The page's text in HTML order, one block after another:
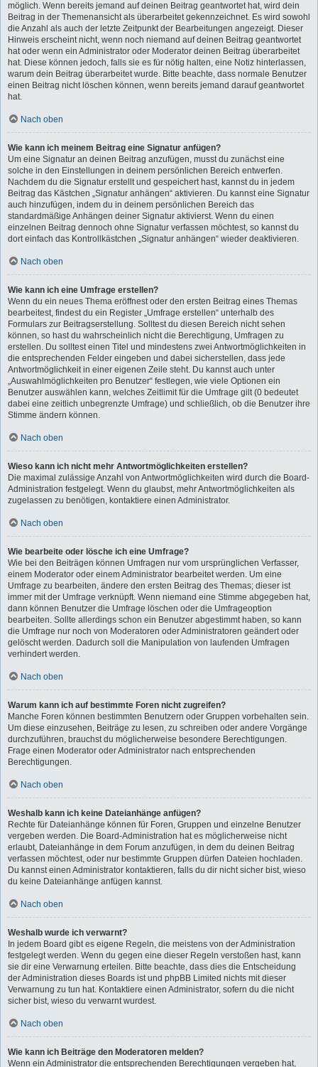
möglich. Wenn bereits jemand auf deinen Beitrag geantwortet hat, wird dein
Beitrag in der Themenansicht als überarbeitet gekennzeichnet. Es wird sowohl
die Anzahl als auch der letzte Zeitpunkt der Bearbeitungen angezeigt. Dieser
Hinweis erscheint nicht, wenn noch niemand auf deinen Beitrag geantwortet
hat oder wenn ein Administrator oder Moderator deinen Beitrag überarbeitet
hat. Diese können jedoch, falls sie es für nötig halten, eine Notiz hinterlassen,
warum dein Beitrag überarbeitet wurde. Bitte beachte, dass normale Benutzer
einen Beitrag nicht löschen können, wenn bereits jemand darauf geantwortet
hat.
Nach oben
Wie kann ich meinem Beitrag eine Signatur anfügen?
Um eine Signatur an deinen Beitrag anzufügen, musst du zunächst eine
solche in den Einstellungen in deinem persönlichen Bereich entwerfen.
Nachdem du die Signatur erstellt und gespeichert hast, kannst du in jedem
Beitrag das Kästchen „Signatur anhängen“ aktivieren. Du kannst eine Signatur
auch hinzufügen, indem du in deinem persönlichen Bereich das
standardmäßige Anhängen deiner Signatur aktivierst. Wenn du einen
einzelnen Beitrag dennoch ohne Signatur verfassen möchtest, so kannst du
dort einfach das Kontrollkästchen „Signatur anhängen“ wieder deaktivieren.
Nach oben
Wie kann ich eine Umfrage erstellen?
Wenn du ein neues Thema eröffnest oder den ersten Beitrag eines Themas
bearbeitest, findest du ein Register „Umfrage erstellen“ unterhalb des
Formulars zur Beitragserstellung. Solltest du diesen Bereich nicht sehen
können, so hast du wahrscheinlich nicht die Berechtigung, Umfragen zu
erstellen. Du solltest einen Titel und mindestens zwei Antwortmöglichkeiten in
die entsprechenden Felder eingeben und dabei sicherstellen, dass jede
Antwortmöglichkeit in einer eigenen Zeile steht. Du kannst auch unter
„Auswahlmöglichkeiten pro Benutzer“ festlegen, wie viele Optionen ein
Benutzer auswählen kann, welches Zeitlimit für die Umfrage gilt (0 bedeutet
dabei eine zeitlich unbegrenzte Umfrage) und schließlich, ob die Benutzer ihre
Stimme ändern können.
Nach oben
Wieso kann ich nicht mehr Antwortmöglichkeiten erstellen?
Die maximal zulässige Anzahl von Antwortmöglichkeiten wird durch die Board-
Administration festgelegt. Wenn du glaubst, mehr Antwortmöglichkeiten als
zugelassen zu benötigen, kontaktiere einen Administrator.
Nach oben
Wie bearbeite oder lösche ich eine Umfrage?
Wie bei den Beiträgen können Umfragen nur vom ursprünglichen Verfasser,
einem Moderator oder einem Administrator bearbeitet werden. Um eine
Umfrage zu bearbeiten, ändere den ersten Beitrag des Themas; dieser ist
immer mit der Umfrage verknüpft. Wenn niemand eine Stimme abgegeben hat,
dann können Benutzer die Umfrage löschen oder die Umfrageoption
bearbeiten. Sollte allerdings schon ein Benutzer abgestimmt haben, so kann
die Umfrage nur noch von Moderatoren oder Administratoren geändert oder
gelöscht werden. Dadurch soll die Manipulation von laufenden Umfragen
verhindert werden.
Nach oben
Warum kann ich auf bestimmte Foren nicht zugreifen?
Manche Foren können bestimmten Benutzern oder Gruppen vorbehalten sein.
Um diese einzusehen, Beiträge zu lesen, zu schreiben oder andere Vorgänge
durchzuführen, brauchst du möglicherweise besondere Berechtigungen.
Frage einen Moderator oder Administrator nach entsprechenden
Berechtigungen.
Nach oben
Weshalb kann ich keine Dateianhänge anfügen?
Rechte für Dateianhänge können für Foren, Gruppen und einzelne Benutzer
vergeben werden. Die Board-Administration hat es möglicherweise nicht
erlaubt, Dateianhänge in dem Forum anzufügen, in dem du deinen Beitrag
verfassen möchtest, oder nur bestimmte Gruppen dürfen Dateien hochladen.
Du kannst einen Administrator kontaktieren, falls du dir nicht sicher bist, wieso
du keine Dateianhänge anfügen kannst.
Nach oben
Weshalb wurde ich verwarnt?
In jedem Board gibt es eigene Regeln, die meistens von der Administration
festgelegt werden. Wenn du gegen eine dieser Regeln verstoßen hast, kann
sie dir eine Verwarnung erteilen. Bitte beachte, dass dies die Entscheidung
der Administration dieses Boards ist und phpBB Limited nichts mit dieser
Verwarnung zu tun hat. Kontaktiere einen Administrator, sofern du die nicht
sicher bist, wieso du verwarnt wurdest.
Nach oben
Wie kann ich Beiträge den Moderatoren melden?
Wenn ein Administrator die entsprechenden Berechtigungen vergeben hat,